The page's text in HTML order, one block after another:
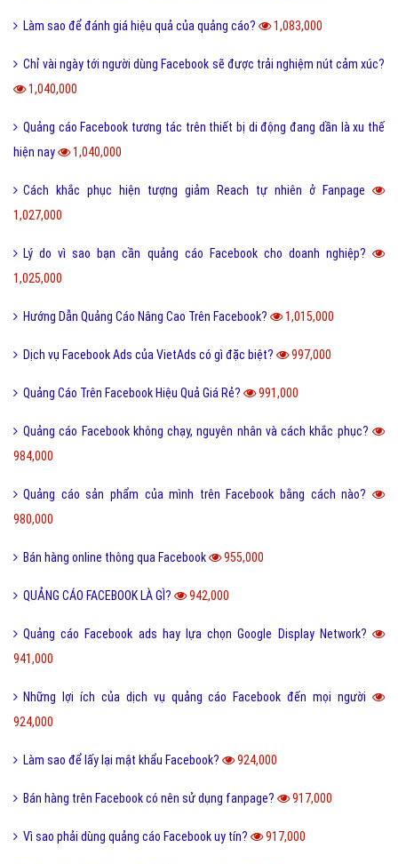
Làm sao để đánh giá hiệu quả của quảng cáo? 1,083,000
Chỉ vài ngày tới người dùng Facebook sẽ được trải nghiệm nút cảm xúc?
1,040,000
Quảng cáo Facebook tương tác trên thiết bị di động đang dần là xu thế
hiện nay
1,040,000
Cách khắc phục hiện tượng giảm Reach tự nhiên ở Fanpage
1,027,000
Lý do vì sao bạn cần quảng cáo Facebook cho doanh nghiệp?
1,025,000
Hướng Dẫn Quảng Cáo Nâng Cao Trên Facebook? 1,015,000
Dịch vụ Facebook Ads của VietAds có gì đặc biệt? 997,000
Quảng Cáo Trên Facebook Hiệu Quả Giá Rẻ? 991,000
Quảng cáo Facebook không chạy, nguyên nhân và cách khắc phục?
984,000
Quảng cáo sản phẩm của mình trên Facebook bằng cách nào?
980,000
Bán hàng online thông qua Facebook 955,000
QUẢNG CÁO FACEBOOK LÀ GÌ? 942,000
Quảng cáo Facebook ads hay lựa chọn Google Display Network?
941,000
Những lợi ích của dịch vụ quảng cáo Facebook đến mọi người
924,000
Làm sao để lấy lại mật khẩu Facebook? 924,000
Bán hàng trên Facebook có nên sử dụng fanpage? 917,000
Vì sao phải dùng quảng cáo Facebook uy tín? 917,000